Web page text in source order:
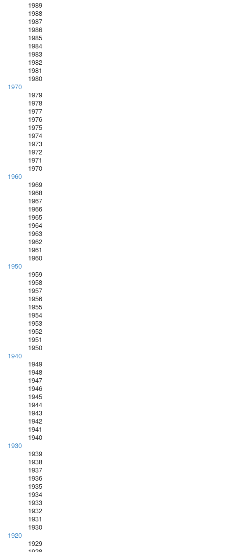
1989
1988
1987
1986
1985
1984
1983
1982
1981
1980
1970
1979
1978
1977
1976
1975
1974
1973
1972
1971
1970
1960
1969
1968
1967
1966
1965
1964
1963
1962
1961
1960
1950
1959
1958
1957
1956
1955
1954
1953
1952
1951
1950
1940
1949
1948
1947
1946
1945
1944
1943
1942
1941
1940
1930
1939
1938
1937
1936
1935
1934
1933
1932
1931
1930
1920
1929